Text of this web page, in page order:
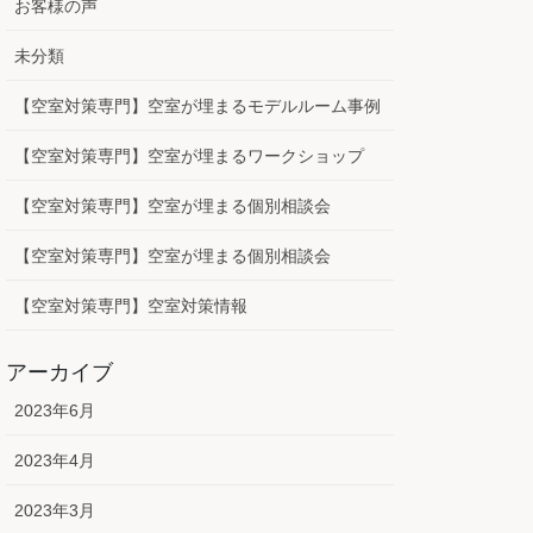
お客様の声
未分類
【空室対策専門】空室が埋まるモデルルーム事例
【空室対策専門】空室が埋まるワークショップ
【空室対策専門】空室が埋まる個別相談会
【空室対策専門】空室が埋まる個別相談会
【空室対策専門】空室対策情報
アーカイブ
2023年6月
2023年4月
2023年3月